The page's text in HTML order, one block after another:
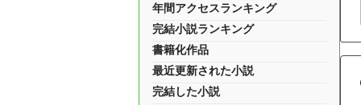
年間アクセスランキング
完結小説ランキング
書籍化作品
最近更新された小説
完結した小説